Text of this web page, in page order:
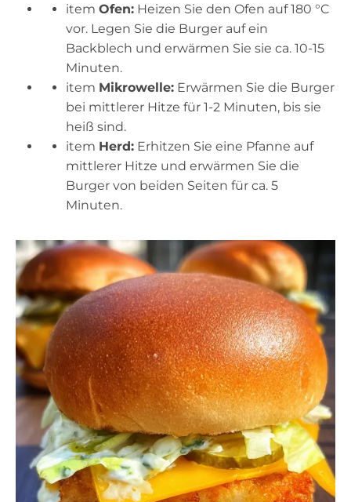
item Ofen: Heizen Sie den Ofen auf 180 °C
vor. Legen Sie die Burger auf ein
Backblech und erwärmen Sie sie ca. 10-15
Minuten.
item Mikrowelle: Erwärmen Sie die Burger
bei mittlerer Hitze für 1-2 Minuten, bis sie
heiß sind.
item Herd: Erhitzen Sie eine Pfanne auf
mittlerer Hitze und erwärmen Sie die
Burger von beiden Seiten für ca. 5
Minuten.